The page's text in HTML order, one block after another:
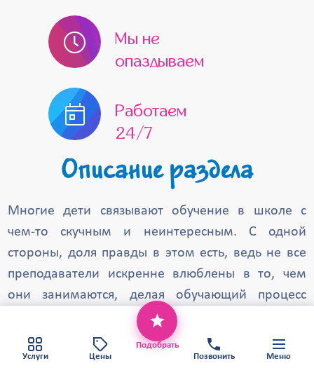
Мы не
опаздываем
Работаем
24/7
Описание раздела
Многие дети связывают обучение в школе с
чем-то скучным и неинтересным. С одной
стороны, доля правды в этом есть, ведь не все
преподаватели искренне влюблены в то, чем
они занимаются, делая обучающий процесс
нудным и не результативным. С другой стороны,
школьная жизнь – это не только учеба, а еще и
праздники и тематические мероприятия с
Этот веб-сайт использует файлы cookie,
чтобы обеспечить вам наилучший сервис.
Политика конфиденциальности
Карта сайта
Хорошо
Услуги Цены
Подобрать
Позвонить
Меню